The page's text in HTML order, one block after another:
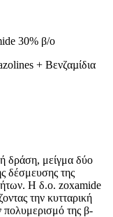
30% β/ο
+ Βενζαµίδια
δράση, μείγμα δύο
δέσμευσης της
H δ.ο. zoxamide
την κυτταρική
πολυμερισμό της β-